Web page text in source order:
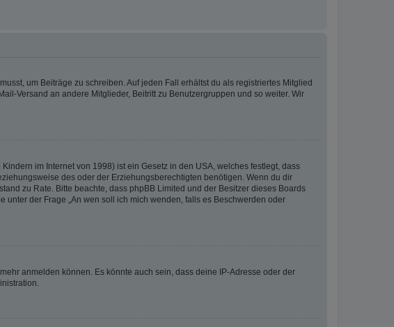
um Beiträge zu schreiben. Auf jeden Fall erhältst du als registriertes Mitglied
Versand an andere Mitglieder, Beitritt zu Benutzergruppen und so weiter. Wir
im Internet von 1998) ist ein Gesetz in den USA, welches festlegt, dass
des oder der Erziehungsberechtigten benötigen. Wenn du dir
zu Rate. Bitte beachte, dass phpBB Limited und der Besitzer dieses Boards
der Frage „An wen soll ich mich wenden, falls es Beschwerden oder
anmelden können. Es könnte auch sein, dass deine IP-Adresse oder der